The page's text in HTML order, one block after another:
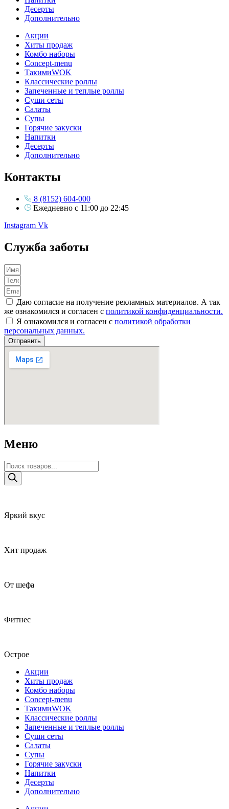
Десерты
Дополнительно
Акции
Хиты продаж
Комбо наборы
Concept-menu
ТакимиWOK
Классические роллы
Запеченные и теплые роллы
Суши сеты
Салаты
Супы
Горячие закуски
Напитки
Десерты
Дополнительно
Контакты
8 (8152) 604-000
Ежедневно с 11:00 до 22:45
Instagram Vk
Служба заботы
Даю согласие на получение рекламных материалов. А так
же ознакомился и согласен с политикой конфиденциальности.
Я ознакомился и согласен с политикой обработки
персональных данных.
Отправить
Меню
Поиск
товаров
Яркий вкус
Хит продаж
От шефа
Фитнес
Острое
Акции
Хиты продаж
Комбо наборы
Concept-menu
ТакимиWOK
Классические роллы
Запеченные и теплые роллы
Суши сеты
Салаты
Супы
Горячие закуски
Напитки
Десерты
Дополнительно